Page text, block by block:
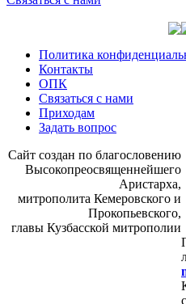
Политика
Контакты
ОПК
Связаться с нами
Приходам
Задать вопрос
Сайт со­здан по бла­го­сло­ве­нию
Вы­со­ко­прео­свя­щен­ней­ше­го
Ари­стар­ха,
мит­ро­по­ли­та Ке­ме­ров­ско­го и
Про­ко­пьев­ско­го,
гла­вы Куз­бас­ской мит­ро­по­лии